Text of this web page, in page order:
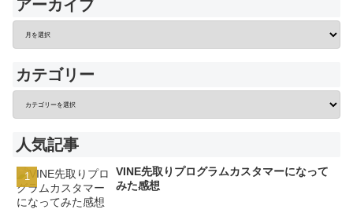
アーカイブ
カテゴリー
人気記事
VINE先取りプログラムカスタマーになって
みた感想